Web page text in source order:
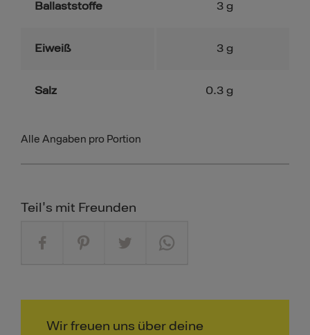
Ballaststoffe 3 g
Eiweiß 3 g
Salz 0.3 g
Alle Angaben pro Portion
Teil's mit Freunden
Wir freuen uns über deine